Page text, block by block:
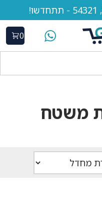
0
משטח